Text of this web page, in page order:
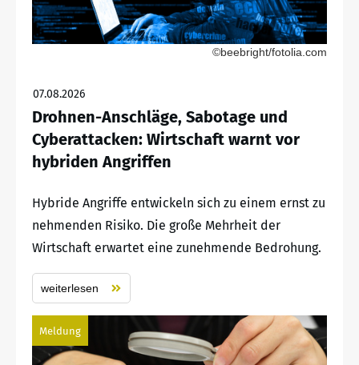
©beebright/fotolia.com
07.08.2026
Drohnen-Anschläge, Sabotage und
Cyberattacken: Wirtschaft warnt vor
hybriden Angriffen
Hybride Angriffe entwickeln sich zu einem ernst zu
nehmenden Risiko. Die große Mehrheit der
Wirtschaft erwartet eine zunehmende Bedrohung.
weiterlesen
Meldung